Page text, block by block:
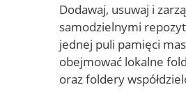
Dodawaj, usuwaj i
samodzielnymi
jednej puli pamięci
obejmować lokalne
oraz foldery